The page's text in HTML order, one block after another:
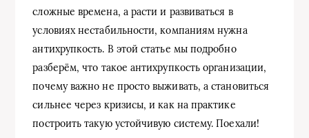
сложные времена, а расти и развиваться в
условиях нестабильности, компаниям нужна
антихрупкость. В этой статье мы подробно
разберём, что такое антихрупкость организации,
почему важно не просто выживать, а становиться
сильнее через кризисы, и как на практике
построить такую устойчивую систему. Поехали!